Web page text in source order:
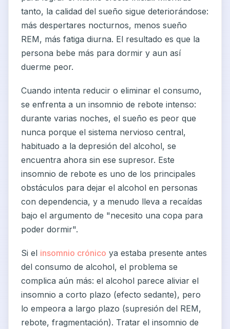
tanto, la calidad del sueño sigue deteriorándose:
más despertares nocturnos, menos sueño
REM, más fatiga diurna. El resultado es que la
persona bebe más para dormir y aun así
duerme peor.
Cuando intenta reducir o eliminar el consumo,
se enfrenta a un insomnio de rebote intenso:
durante varias noches, el sueño es peor que
nunca porque el sistema nervioso central,
habituado a la depresión del alcohol, se
encuentra ahora sin ese supresor. Este
insomnio de rebote es uno de los principales
obstáculos para dejar el alcohol en personas
con dependencia, y a menudo lleva a recaídas
bajo el argumento de "necesito una copa para
poder dormir".
Si el insomnio crónico ya estaba presente antes
del consumo de alcohol, el problema se
complica aún más: el alcohol parece aliviar el
insomnio a corto plazo (efecto sedante), pero
lo empeora a largo plazo (supresión del REM,
rebote, fragmentación). Tratar el insomnio de